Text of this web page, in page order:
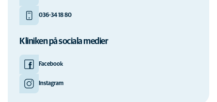
036-34 18 80
Kliniken på sociala medier
Facebook
Instagram